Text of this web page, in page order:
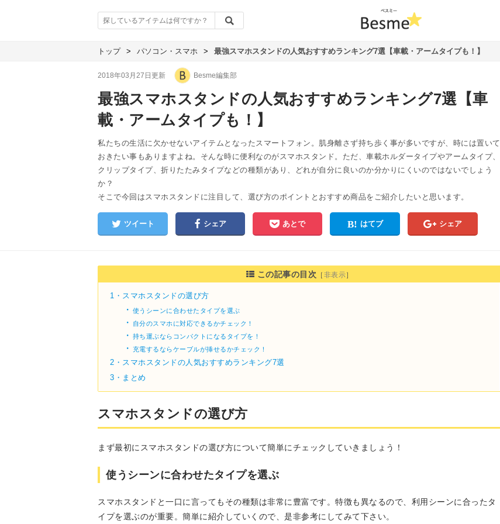
トップ > パソコン・スマホ > 最強スマホスタンドの人気おすすめランキング7選【車載・アームタイプも！】
2018年03月27日更新 Besme編集部
最強スマホスタンドの人気おすすめランキング7選【車
載・アームタイプも！】
私たちの生活に欠かせないアイテムとなったスマートフォン。肌身離さず持ち歩く事が多いですが、時には置いて
おきたい事もありますよね。そんな時に便利なのがスマホスタンド。ただ、車載ホルダータイプやアームタイプ、
クリップタイプ、折りたたみタイプなどの種類があり、どれが自分に良いのか分かりにくいのではないでしょう
か？
そこで今回はスマホスタンドに注目して、選び方のポイントとおすすめ商品をご紹介したいと思います。
ツイート シェア あとで はてブ シェア
この記事の目次 ［ 非表示］
1・ スマホスタンドの選び方
・ 使うシーンに合わせたタイプを選ぶ
・ 自分のスマホに対応できるかチェック！
・ 持ち運ぶならコンパクトになるタイプを！
・ 充電するならケーブルが挿せるかチェック！
2・ スマホスタンドの人気おすすめランキング7選
3・ まとめ
スマホスタンドの選び方
まず最初にスマホスタンドの選び方について簡単にチェックしていきましょう！
使うシーンに合わせたタイプを選ぶ
スマホスタンドと一口に言ってもその種類は非常に豊富です。特徴も異なるので、利用シーンに合ったタ
イプを選ぶのが重要。簡単に紹介していくので、是非参考にしてみて下さい。